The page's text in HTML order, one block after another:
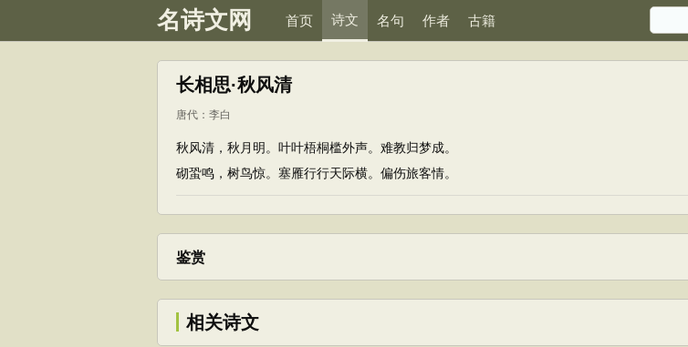
名诗文网 首页 诗文 名句 作者 古籍
长相思·秋风清
唐代 ： 李白
秋风清，秋月明。叶叶梧桐槛外声。难教归梦成。
砌蛩鸣，树鸟惊。塞雁行行天际横。偏伤旅客情。
鉴赏
相关诗文